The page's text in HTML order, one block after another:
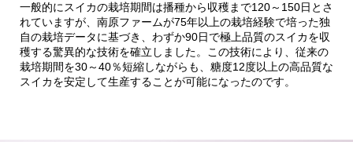
一般的にスイカの栽培期間は播種から収穫まで120～150日とさ
れていますが、南原ファームが75年以上の栽培経験で培った独
自の栽培データに基づき、わずか90日で極上品質のスイカを収
穫する驚異的な技術を確立しました。この技術により、従来の
栽培期間を30～40％短縮しながらも、糖度12度以上の高品質な
スイカを安定して生産することが可能になったのです。